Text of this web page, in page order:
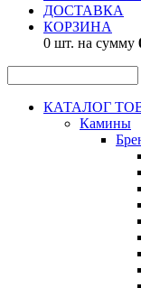
ДОСТАВКА
КОРЗИНА
0 шт. на сумму
КАТАЛОГ
Камины